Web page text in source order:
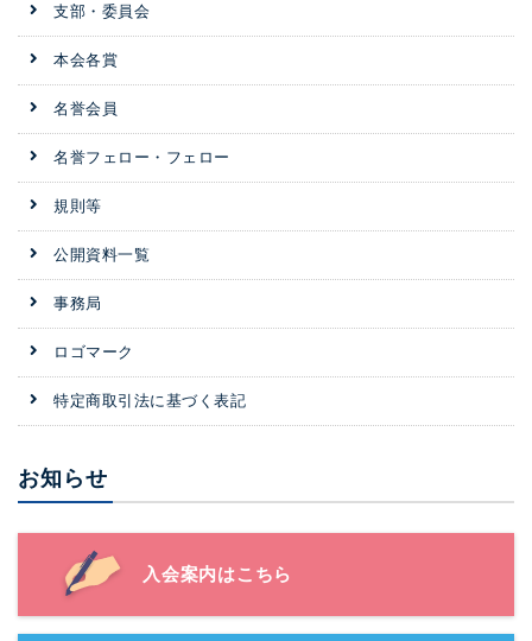
支部・委員会
本会各賞
名誉会員
名誉フェロー・フェロー
規則等
公開資料一覧
事務局
ロゴマーク
特定商取引法に基づく表記
お知らせ
入会案内はこちら